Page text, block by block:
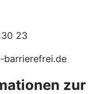
23
barrierefrei.de
zur